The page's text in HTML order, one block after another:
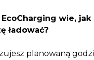
EcoCharging wie, jak
ładować?
planowaną